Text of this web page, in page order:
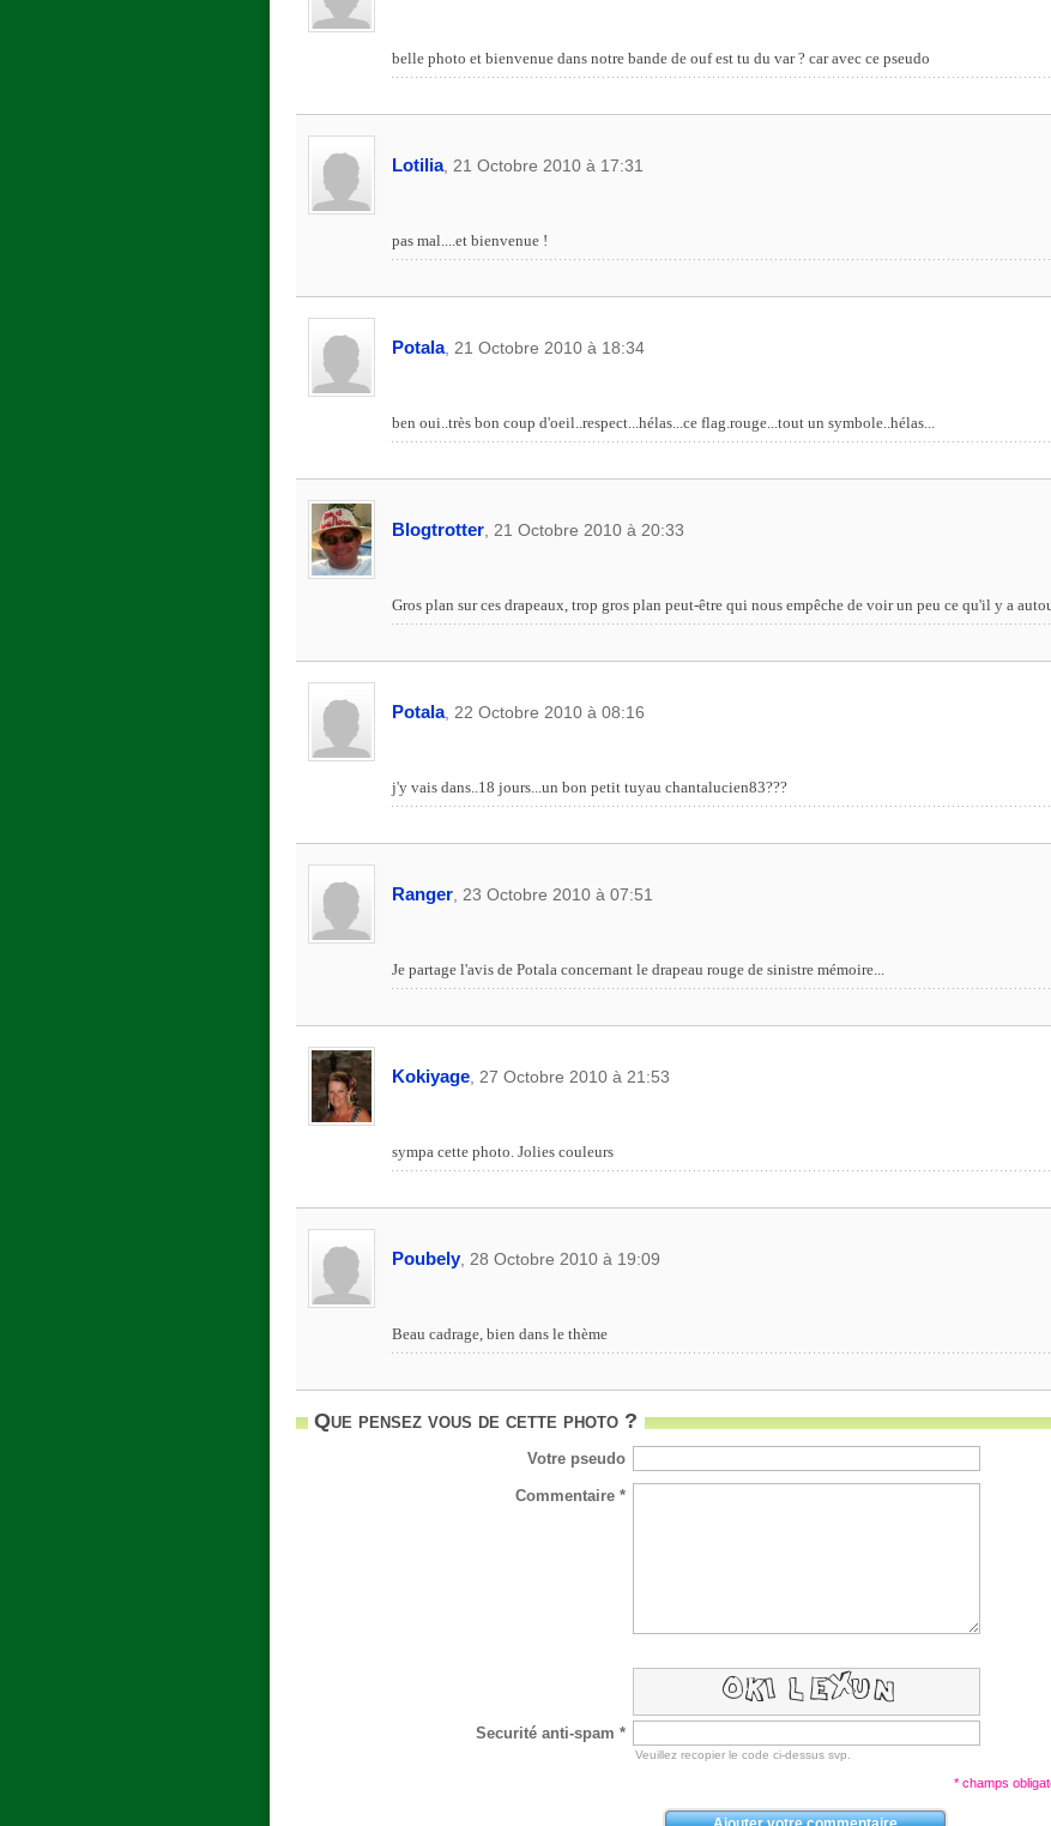
belle photo et bienvenue dans notre bande de ouf est tu du var ? car avec ce pseudo
Lotilia, 21 Octobre 2010 à 17:31
pas mal....et bienvenue !
Potala, 21 Octobre 2010 à 18:34
ben oui..très bon coup d'oeil..respect...hélas...ce flag.rouge...tout un symbole..hélas...
Blogtrotter, 21 Octobre 2010 à 20:33
Gros plan sur ces drapeaux, trop gros plan peut-être qui nous empêche de voir un peu ce qu'il y a
Potala, 22 Octobre 2010 à 08:16
j'y vais dans..18 jours...un bon petit tuyau chantalucien83???
Ranger, 23 Octobre 2010 à 07:51
Je partage l'avis de Potala concernant le drapeau rouge de sinistre mémoire...
Kokiyage, 27 Octobre 2010 à 21:53
sympa cette photo. Jolies couleurs
Poubely, 28 Octobre 2010 à 19:09
Beau cadrage, bien dans le thème
Que pensez vous de cette photo ?
Votre pseudo
Commentaire *
Securité anti-spam *
Veuillez recopier le code ci-dessus svp.
* champs